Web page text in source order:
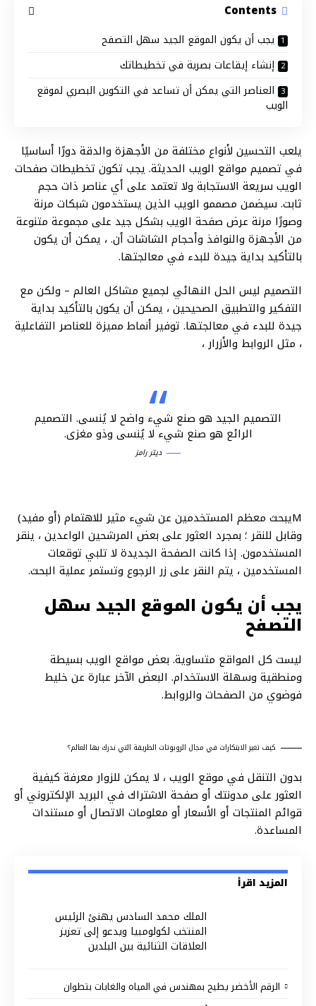
Contents
يجب أن يكون الموقع الجيد سهل التصفح
إنشاء إيقاعات بصرية في تخطيطاتك
العناصر التي يمكن أن تساعد في التكوين البصري لموقع
الويب
يلعب التحسين لأنواع مختلفة من الأجهزة والدقة دورًا أساسيًا
في تصميم مواقع الويب الحديثة. يجب تكون تخطيطات صفحات
الويب سريعة الاستجابة ولا تعتمد على أي عناصر ذات حجم
ثابت. سيضمن مصممو الويب الذين يستخدمون شبكات مرنة
وصورًا مرنة عرض صفحة الويب بشكل جيد على مجموعة متنوعة
من الأجهزة والنوافذ وأحجام الشاشات أن. ، يمكن أن يكون
بالتأكيد بداية جيدة للبدء في معالجتها.
التصميم ليس الحل النهائي لجميع مشاكل العالم – ولكن مع
التفكير والتطبيق الصحيحين ، يمكن أن يكون بالتأكيد بداية
جيدة للبدء في معالجتها. توفير أنماط مميزة للعناصر التفاعلية
، مثل الروابط والأزرار ،
التصميم الجيد هو صنع شيء واضح لا يُنسى. التصميم
الرائع هو صنع شيء لا يُنسى وذو مغزى.
ديتر رامز
Mيبحث معظم المستخدمين عن شيء مثير للاهتمام (أو مفيد)
وقابل للنقر ؛ بمجرد العثور على بعض المرشحين الواعدين ، ينقر
المستخدمون. إذا كانت الصفحة الجديدة لا تلبي توقعات
المستخدمين ، يتم النقر على زر الرجوع وتستمر عملية البحث.
يجب أن يكون الموقع الجيد سهل
التصفح
ليست كل المواقع متساوية. بعض مواقع الويب بسيطة
ومنطقية وسهلة الاستخدام. البعض الآخر عبارة عن خليط
فوضوي من الصفحات والروابط.
كيف تغير الابتكارات في مجال الروبوتات الطريقة التي ندرك بها العالم؟
بدون التنقل في موقع الويب ، لا يمكن للزوار معرفة كيفية
العثور على مدونتك أو صفحة الاشتراك في البريد الإلكتروني أو
قوائم المنتجات أو الأسعار أو معلومات الاتصال أو مستندات
المساعدة.
المزيد اقرأ
الملك محمد السادس يهنئ الرئيس
المنتخب لكولومبيا ويدعو إلى تعزيز
العلاقات الثنائية بين البلدين
الرقم الأخضر يطيح بمهندس في المياه والغابات بتطوان